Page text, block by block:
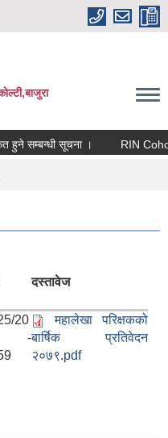
सम्बन्धी सूचना । RIN Cohor
दस्तावेज
20
-
महालेखा परिक्षकको
बार्षिक प्रतिवेदन
२०७९.pdf